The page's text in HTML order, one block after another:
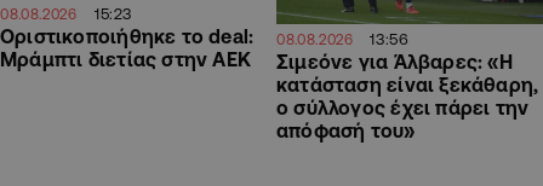
08.08.2026 15:23
Οριστικοποιήθηκε το deal:
Μράμπτι διετίας στην ΑΕΚ
08.08.2026 13:56
Σιμεόνε για Άλβαρες: «Η
κατάσταση είναι ξεκάθαρη,
ο σύλλογος έχει πάρει την
απόφασή του»